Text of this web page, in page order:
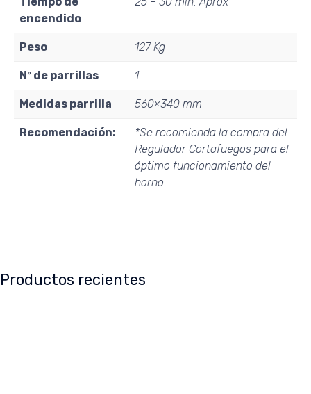
encendido
Peso 127 Kg
Nº de parrillas 1
Medidas parrilla 560×340 mm
Recomendación:
*Se recomienda la compra del
Regulador Cortafuegos para el
óptimo funcionamiento del
horno.
Productos recientes